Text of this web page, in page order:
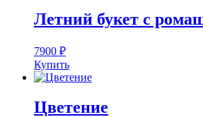
Летний букет с
7900 ₽
Купить
Цветение